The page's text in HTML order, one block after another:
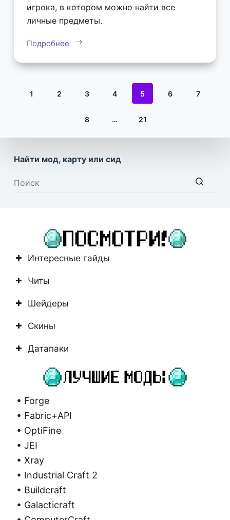
игрока, в котором можно найти все
личные предметы.
Подробнее
1 2 3 4 5 6 7
8 … 21
Найти мод, карту или сид
Интересные гайды
Читы
Шейдеры
Скины
Датапаки
• Forge
• Fabric+API
• OptiFine
• JEI
• Xray
• Industrial Craft 2
• Buildcraft
• Galacticraft